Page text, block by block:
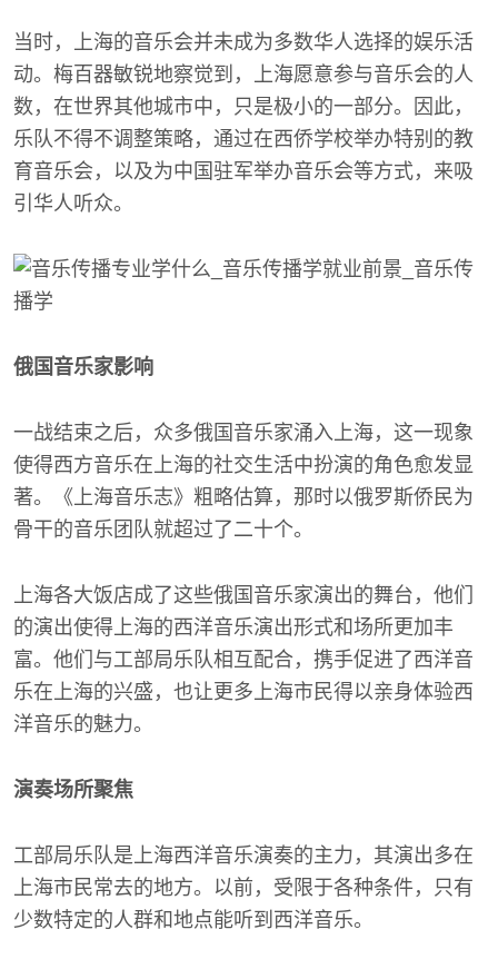
当时，上海的音乐会并未成为多数华人选择的娱乐活
动。梅百器敏锐地察觉到，上海愿意参与音乐会的人
数，在世界其他城市中，只是极小的一部分。因此，
乐队不得不调整策略，通过在西侨学校举办特别的教
育音乐会，以及为中国驻军举办音乐会等方式，来吸
引华人听众。
俄国音乐家影响
一战结束之后，众多俄国音乐家涌入上海，这一现象
使得西方音乐在上海的社交生活中扮演的角色愈发显
著。《上海音乐志》粗略估算，那时以俄罗斯侨民为
骨干的音乐团队就超过了二十个。
上海各大饭店成了这些俄国音乐家演出的舞台，他们
的演出使得上海的西洋音乐演出形式和场所更加丰
富。他们与工部局乐队相互配合，携手促进了西洋音
乐在上海的兴盛，也让更多上海市民得以亲身体验西
洋音乐的魅力。
演奏场所聚焦
工部局乐队是上海西洋音乐演奏的主力，其演出多在
上海市民常去的地方。以前，受限于各种条件，只有
少数特定的人群和地点能听到西洋音乐。